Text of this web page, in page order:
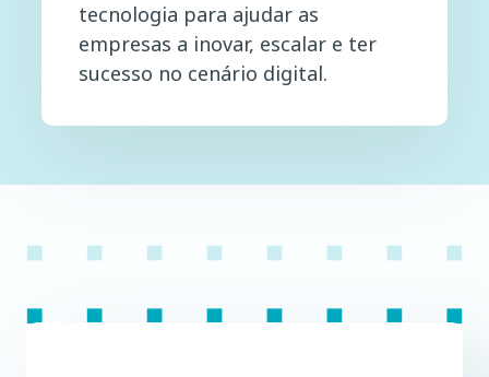
tecnologia para ajudar as
empresas a inovar, escalar e ter
sucesso no cenário digital.